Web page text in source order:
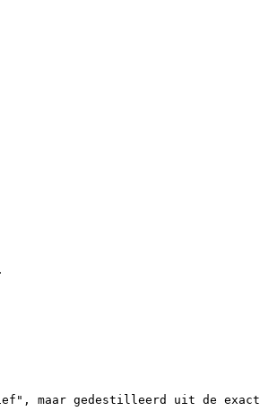
maar gedestilleerd uit